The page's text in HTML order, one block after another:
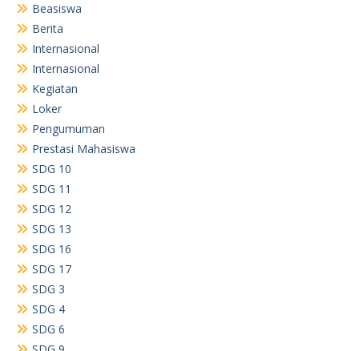
Beasiswa
Berita
Internasional
Internasional
Kegiatan
Loker
Pengumuman
Prestasi Mahasiswa
SDG 10
SDG 11
SDG 12
SDG 13
SDG 16
SDG 17
SDG 3
SDG 4
SDG 6